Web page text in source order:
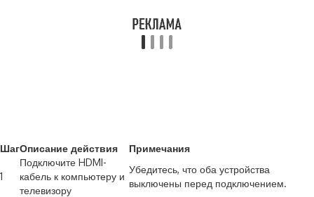
ШагОписание действия Примечания
1
Подключите HDMI-
кабель к компьютеру и
телевизору
Убедитесь, что оба устройства
выключены перед подключением.